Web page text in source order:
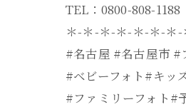
TEL：0800-808-
＊-＊-＊-＊-＊-＊-＊
#名古屋 #名古屋市 #
#ベビーフォト#キッ
#ファミリーフォト#